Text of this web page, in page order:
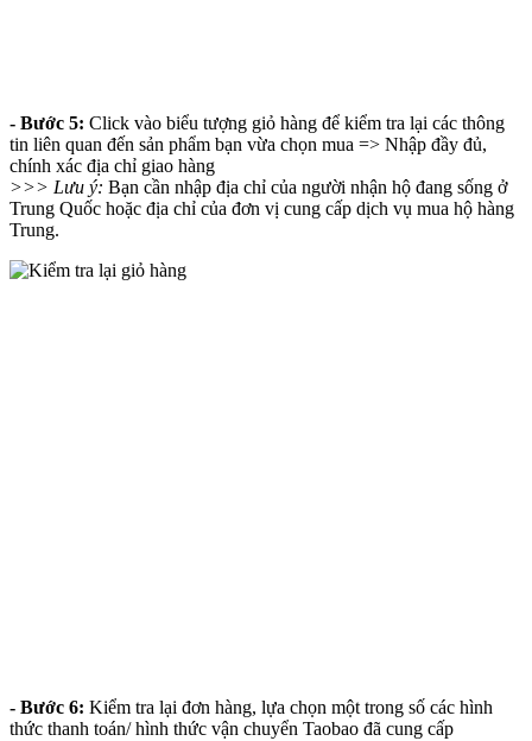
- Bước 5: Click vào biểu tượng giỏ hàng để kiểm tra lại các thông
tin liên quan đến sản phẩm bạn vừa chọn mua => Nhập đầy đủ,
chính xác địa chỉ giao hàng
>>> Lưu ý: Bạn cần nhập địa chỉ của người nhận hộ đang sống ở
Trung Quốc hoặc địa chỉ của đơn vị cung cấp dịch vụ mua hộ hàng
Trung.
- Bước 6: Kiểm tra lại đơn hàng, lựa chọn một trong số các hình
thức thanh toán/ hình thức vận chuyển Taobao đã cung cấp